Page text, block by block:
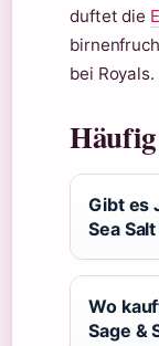
duftet die
bei Royals.
Häufig
Gibt es
Sea
Wo
Sage &